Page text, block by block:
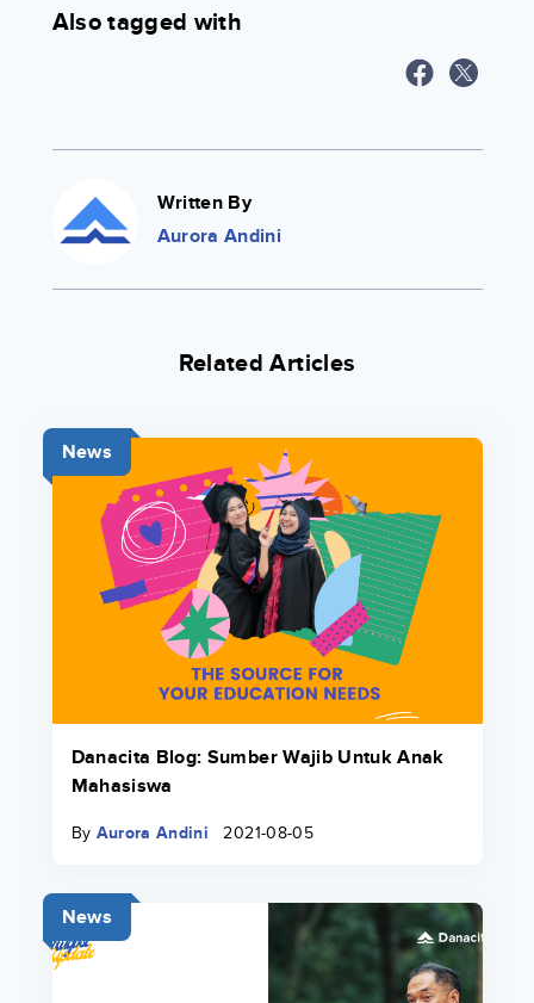
Also tagged with
Written By
Aurora Andini
Related Articles
News
Danacita Blog: Sumber Wajib Untuk Anak
Mahasiswa
By Aurora Andini 2021-08-05
News